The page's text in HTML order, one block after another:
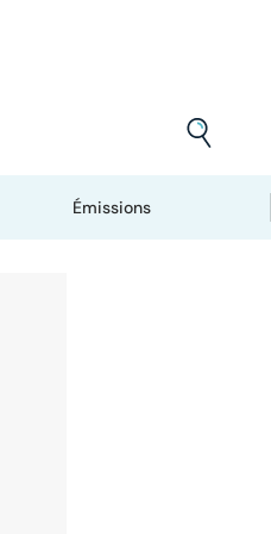
Émissions